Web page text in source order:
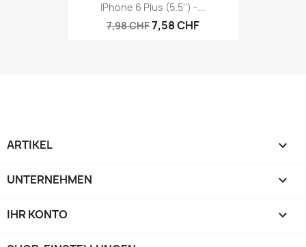
IPhone 6 Plus (5.5'') -...
7,98 CHF7,58 CHF
ARTIKEL 
UNTERNEHMEN 
IHR KONTO 